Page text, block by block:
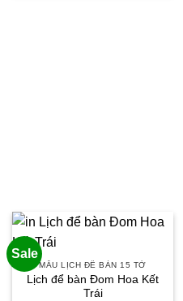
Sale
MẪU LỊCH ĐỂ BÀN 15 TỜ
Lịch để bàn Đom Hoa Kết
Trái